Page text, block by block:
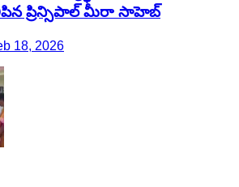
ప్రిన్సిపాల్ మీరా సాహెబ్
18, 2026